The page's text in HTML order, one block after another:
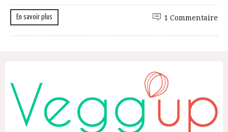
En savoir plus 1 Commentaire